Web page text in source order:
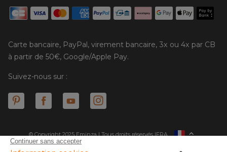
Carte bancaire, PayPal, virement bancaire, 3x ou 4x par CB
à partir de 50€, Google/Apple Pay.
Suivez-nous sur :
© Copyright 2025 Eminza | Tous droits réservés |
ESPAÑAFRA